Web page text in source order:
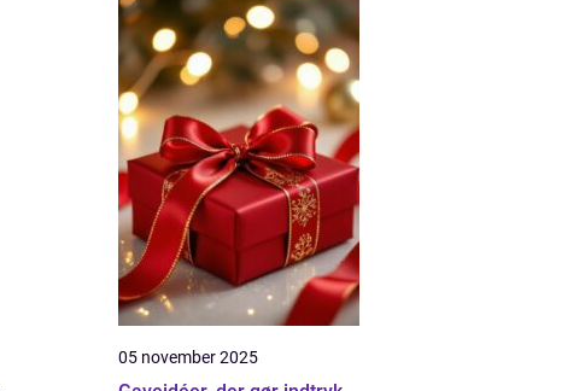
05 november 2025